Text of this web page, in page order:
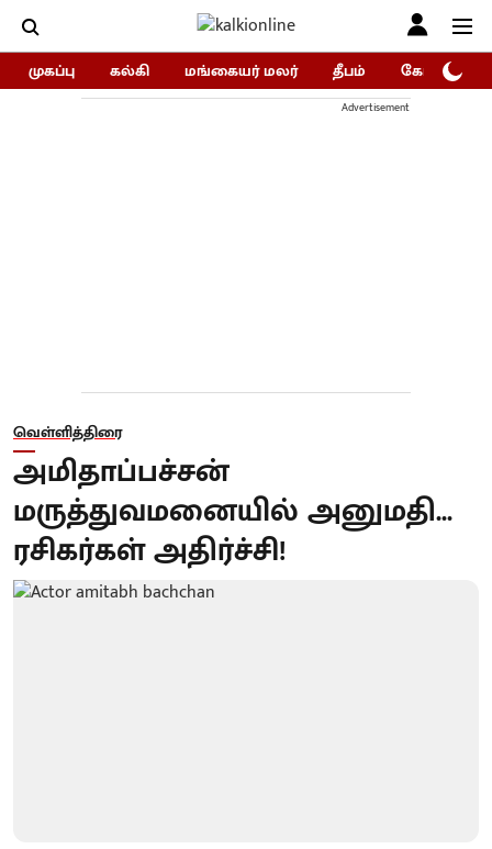
முகப்பு கல்கி மங்கையர் மலர் தீபம் கோகுலம்/
Advertisement
வெள்ளித்திரை
அமிதாப்பச்சன்
மருத்துவமனையில் அனுமதி...
ரசிகர்கள் அதிர்ச்சி!